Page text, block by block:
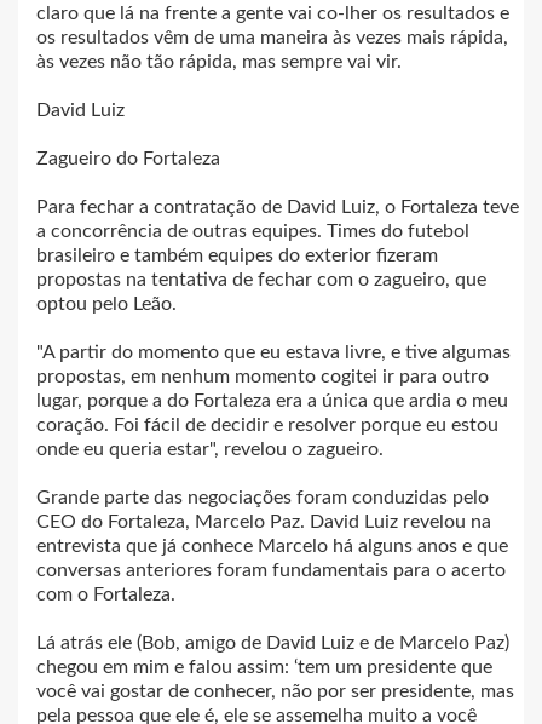
claro que lá na frente a gente vai co-lher os resultados e
os resultados vêm de uma maneira às vezes mais rápida,
às vezes não tão rápida, mas sempre vai vir.
David Luiz
Zagueiro do Fortaleza
Para fechar a contratação de David Luiz, o Fortaleza teve
a concorrência de outras equipes. Times do futebol
brasileiro e também equipes do exterior fizeram
propostas na tentativa de fechar com o zagueiro, que
optou pelo Leão.
"A partir do momento que eu estava livre, e tive algumas
propostas, em nenhum momento cogitei ir para outro
lugar, porque a do Fortaleza era a única que ardia o meu
coração. Foi fácil de decidir e resolver porque eu estou
onde eu queria estar", revelou o zagueiro.
Grande parte das negociações foram conduzidas pelo
CEO do Fortaleza, Marcelo Paz. David Luiz revelou na
entrevista que já conhece Marcelo há alguns anos e que
conversas anteriores foram fundamentais para o acerto
com o Fortaleza.
Lá atrás ele (Bob, amigo de David Luiz e de Marcelo Paz)
chegou em mim e falou assim: ‘tem um presidente que
você vai gostar de conhecer, não por ser presidente, mas
pela pessoa que ele é, ele se assemelha muito a você